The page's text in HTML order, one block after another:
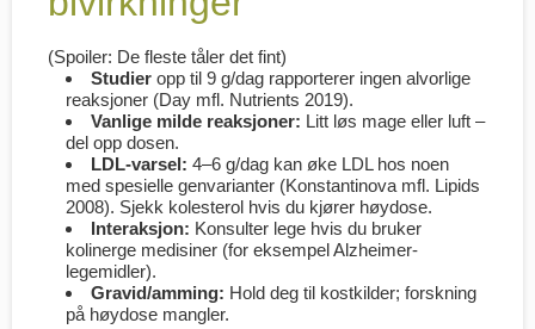
(Spoiler: De fleste tåler det fint)
Studier opp til 9 g/dag rapporterer ingen alvorlige
reaksjoner (Day mfl. Nutrients 2019).
Vanlige milde reaksjoner: Litt løs mage eller luft –
del opp dosen.
LDL-varsel: 4–6 g/dag kan øke LDL hos noen
med spesielle genvarianter (Konstantinova mfl. Lipids
2008). Sjekk kolesterol hvis du kjører høydose.
Interaksjon: Konsulter lege hvis du bruker
kolinerge medisiner (for eksempel Alzheimer-
legemidler).
Gravid/amming: Hold deg til kostkilder; forskning
på høydose mangler.